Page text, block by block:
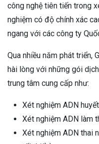
công nghệ tiên tiến trong
nghiệm có độ chính xác
ngang với các công ty
Qua nhiều năm phát triển,
hài lòng với những gói
trung tâm cung cấp như:
Xét nghiệm ADN
Xét nghiệm ADN làm
Xét nghiệm ADN thai